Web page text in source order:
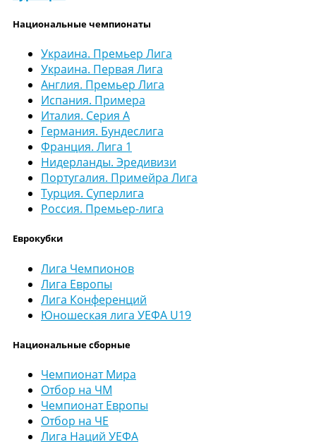
Национальные чемпионаты
Украина. Премьер Лига
Украина. Первая Лига
Англия. Премьер Лига
Испания. Примера
Италия. Серия А
Германия. Бундеслига
Франция. Лига 1
Нидерланды. Эредивизи
Португалия. Примейра Лига
Турция. Суперлига
Россия. Премьер-лига
Еврокубки
Лига Чемпионов
Лига Европы
Лига Конференций
Юношеская лига УЕФА U19
Национальные сборные
Чемпионат Мира
Отбор на ЧМ
Чемпионат Европы
Отбор на ЧЕ
Лига Наций УЕФА